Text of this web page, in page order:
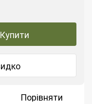
Купити
Порівняти